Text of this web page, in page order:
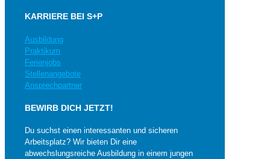
KARRIERE BEI S+P
Ausbildung
Praktikum
Ferienjobs
Stellenangebote
Ansprechpartner
BEWIRB DICH JETZT!
Du suchst einen interessanten und sicheren
Arbeitsplatz? Wir bieten Dir eine
abwechslungsreiche Ausbildung in einem jungen